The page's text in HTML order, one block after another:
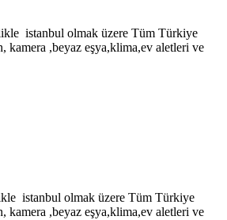
istanbul olmak üzere Tüm Türkiye
,beyaz eşya,klima,ev aletleri ve
istanbul olmak üzere Tüm Türkiye
,beyaz eşya,klima,ev aletleri ve